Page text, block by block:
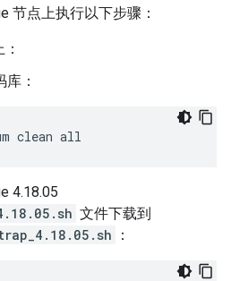
节点上执行以下步骤：
：
clean all
4.18.05
文件下载到
：